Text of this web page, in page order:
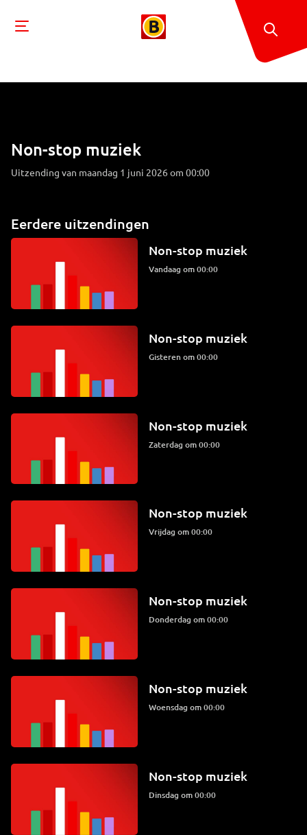
Non-stop muziek
Uitzending van maandag 1 juni 2026 om 00:00
Eerdere uitzendingen
Non-stop muziek
Vandaag om 00:00
Non-stop muziek
Gisteren om 00:00
Non-stop muziek
zaterdag om 00:00
Non-stop muziek
vrijdag om 00:00
Non-stop muziek
donderdag om 00:00
Non-stop muziek
woensdag om 00:00
Non-stop muziek
dinsdag om 00:00